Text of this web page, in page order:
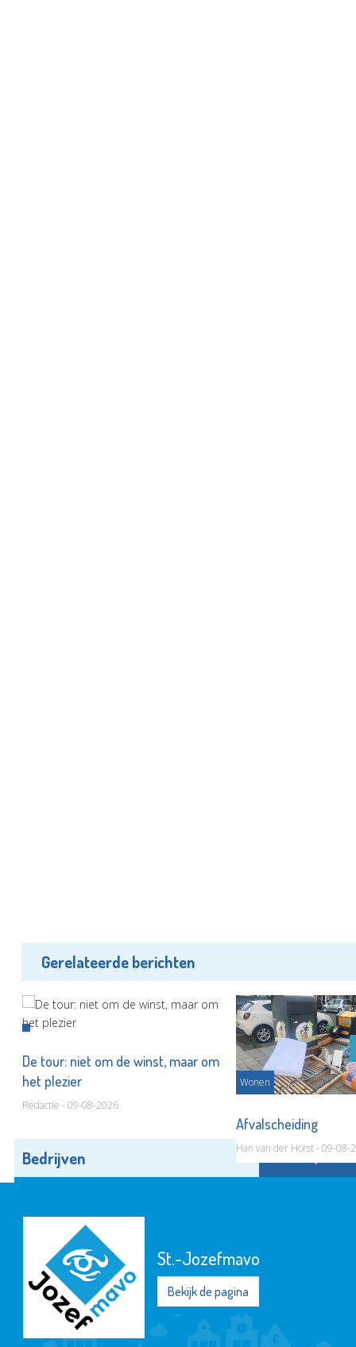
Gerelateerde berichten
De tour: niet om de winst, maar om
het plezier
Redactie - 09-08-2026
Wonen
Afvalscheiding
Han van der Horst - 09-08-
Bedrijven
St.-Jozefmavo
Bekijk de pagina